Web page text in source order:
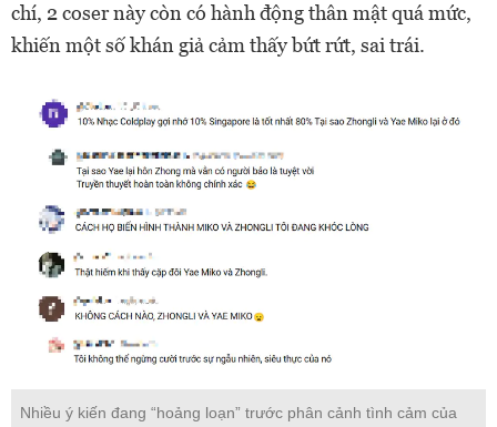
chí, 2 coser này còn có hành động thân mật quá mức,
khiến một số khán giả cảm thấy bứt rứt, sai trái.
Nhiều ý kiến đang “hoảng loạn” trước phân cảnh tình cảm của